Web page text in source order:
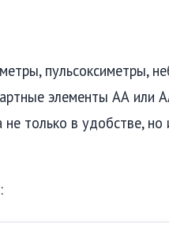
пульсоксиметры,
элементы АА или
только в удобстве, но